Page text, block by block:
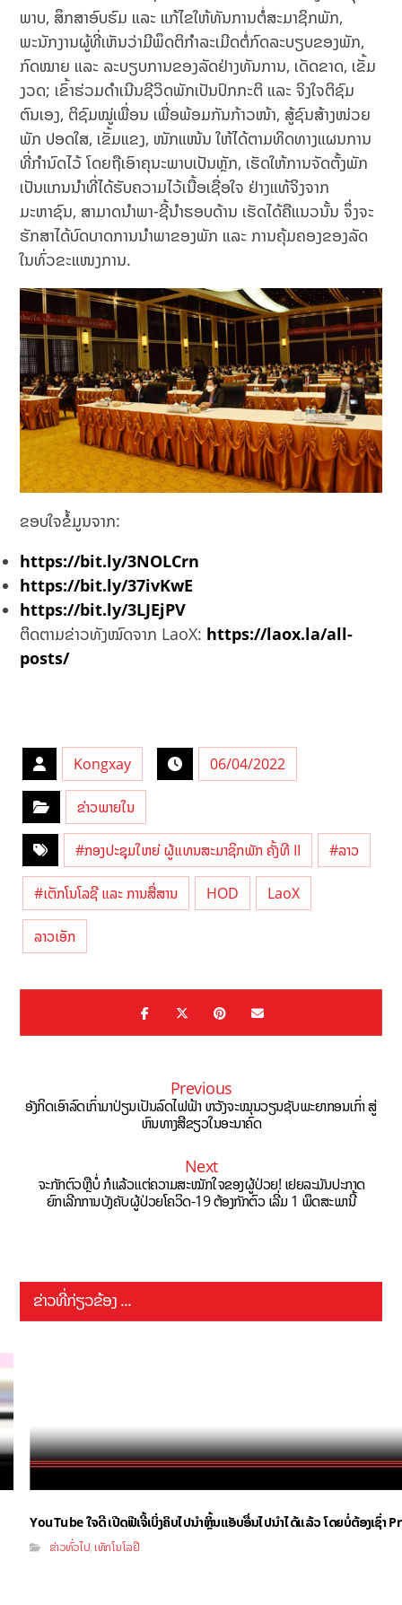
ພາບ, ສຶກສາອົບຮົມ ແລະ ແກ້ໄຂໃຫ້ທັນການຕໍ່ສະມາຊິກພັກ,
ພະນັກງານຜູ້ທີ່ເຫັນວ່າມີພຶດຕິກຳລະເມີດຕໍ່ກົດລະບຽບຂອງພັກ,
ກົດໝາຍ ແລະ ລະບຽບການຂອງລັດຢ່າງທັນການ, ເດັດຂາດ, ເຂັ້ມ
ງວດ; ເຂົ້າຮ່ວມດໍາເນີນຊີວິດພັກເປັນປົກກະຕິ ແລະ ຈິງໃຈຕິຊົມ
ຕົນເອງ, ຕິຊົມໝູ່ເພື່ອນ ເພື່ອພ້ອມກັນກ້າວໜ້າ, ສູ້ຊົນສ້າງໜ່ວຍ
ພັກ ປອດໃສ, ເຂັ້ມແຂງ, ໜັກແໜ້ນ ໃຫ້ໄດ້ຕາມທິດທາງແຜນການ
ທີ່ກໍານົດໄວ້ ໂດຍຖືເອົາຄຸນະພາບເປັນຫຼັກ, ເຮັດໃຫ້ການຈັດຕັ້ງພັກ
ເປັນແກນນຳທີ່ໄດ້ຮັບຄວາມໄວ້ເນື້ອເຊື່ອໃຈ ຢ່າງແທ້ຈິງຈາກ
ມະຫາຊົນ, ສາມາດນຳພາ-ຊີ້ນຳຮອບດ້ານ ເຮັດໄດ້ຄືແນວນັ້ນ ຈຶ່ງຈະ
ຮັກສາໄດ້ບົດບາດການນຳພາຂອງພັກ ແລະ ການຄຸ້ມຄອງຂອງລັດ
ໃນທົ່ວຂະແໜງການ.
ຂອບໃຈຂໍ້ມູນຈາກ:
https://bit.ly/3NOLCrn
https://bit.ly/37ivKwE
https://bit.ly/3LJEjPV
ຕິດຕາມຂ່າວທັງໝົດຈາກ LaoX: https://laox.la/all-
posts/
Kongxay 06/04/2022
ຂ່າວພາຍໃນ
#ກອງປະຊຸມໃຫຍ່ ຜູ້ແທນສະມາຊິກພັກ ຄັ້ງທີ II #ລາວ
#ເຕັກໂນໂລຊີ ແລະ ການສື່ສານ HOD LaoX
ລາວເອັກ
Previous
ອັງກິດເອົາລົດເກົ່າມາປ່ຽນເປັນລົດໄຟຟ້າ ຫວັງຈະໝຸນວຽນຊັບພະຍາກອນເກົ່າ ສູ່
ຫົນທາງສີຂຽວໃນອະນາຄົດ
Next
ຈະກັກຕົວຫຼືບໍ່ ກໍແລ້ວແຕ່ຄວາມສະໝັກໃຈຂອງຜູ້ປ່ວຍ! ເຢຍລະມັນປະກາດ
ຍົກເລີກການບັງຄັບຜູ້ປ່ວຍໂຄວິດ-19 ຕ້ອງກັກຕົວ ເລີ່ມ 1 ພຶດສະພານີ້
ຂ່າວທີ່ກ່ຽວຂ້ອງ ...
YouTube ໃຈດີ ເປີດຟີເຈີ້ເບິ່ງຄິບໄປນຳຫຼິ້ນແອັບອື່ນໄປນຳໄດ້ແລ້ວ ໂດຍບໍ່ຕ້ອງເຊົ່າ
ຂ່າວທົ່ວໄປ,ເທັກໂນໂລຢີ